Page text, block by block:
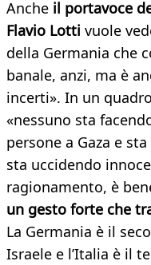
Anche il portavoce
Flavio Lotti vuole
della Germania che
banale, anzi, ma è
incerti». In un
«nessuno sta
persone a Gaza e
sta uccidendo
ragionamento, è
un gesto forte che
La Germania è il
Israele e l’Italia è il